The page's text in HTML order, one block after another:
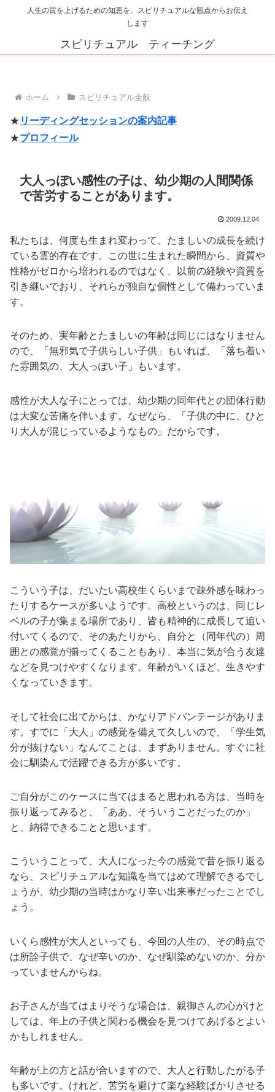
人生の質を上げるための知恵を、スピリチュアルな観点からお伝え
します
スピリチュアル ティーチング
ホーム スピリチュアル全般
★ リーディングセッションの案内記事
★プロフィール
大人っぽい感性の子は、幼少期の人間関係
で苦労することがあります。
2009.12.04
私たちは、何度も生まれ変わって、たましいの成長を続け
ている霊的存在です。この世に生まれた瞬間から、資質や
性格がゼロから培われるのではなく、以前の経験や資質を
引き継いでおり、それらが独自な個性として備わっていま
す。
そのため、実年齢とたましいの年齢は同じにはなりません
ので、「無邪気で子供らしい子供」もいれば、「落ち着い
た雰囲気の、大人っぽい子」もいます。
感性が大人な子にとっては、幼少期の同年代との団体行動
は大変な苦痛を伴います。なぜなら、「子供の中に、ひと
り大人が混じっているようなもの」だからです。
こういう子は、だいたい高校生くらいまで疎外感を味わっ
たりするケースが多いようです。高校というのは、同じレ
ベルの子が集まる場所であり、皆も精神的に成長して追い
付いてくるので、そのあたりから、自分と（同年代の）周
囲との感覚が揃ってくることもあり、本当に気が合う友達
などを見つけやすくなります。年齢がいくほど、生きやす
くなっていきます。
そして社会に出てからは、かなりアドバンテージがありま
す。すでに「大人」の感覚を備えて久しいので、「学生気
分が抜けない」なんてことは、まずありません。すぐに社
会に馴染んで活躍できる方が多いです。
ご自分がこのケースに当てはまると思われる方は、当時を
振り返ってみると、「ああ、そういうことだったのか」
と、納得できることと思います。
こういうことって、大人になった今の感覚で昔を振り返る
なら、スピリチュアルな知識を当てはめて理解できるでし
ょうが、幼少期の当時はかなり辛い出来事だったことでし
ょう。
いくら感性が大人といっても、今回の人生の、その時点で
は所詮子供で、なぜ辛いのか、なぜ馴染めないのか、分か
っていませんからね。
お子さんが当てはまりそうな場合は、親御さんの心がけと
しては、年上の子供と関わる機会を見つけてあげるとよい
かもしれません。
年齢が上の方と話が合いますので、大人と行動したがる子
も多いです。けれど、苦労を避けて楽な経験ばかりさせる